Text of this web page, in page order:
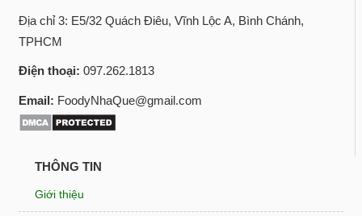
Địa chỉ 3: E5/32 Quách Điêu, Vĩnh Lộc A, Bình Chánh,
TPHCM
Điện thoại: 097.262.1813
Email: FoodyNhaQue@gmail.com
THÔNG TIN
Giới thiệu